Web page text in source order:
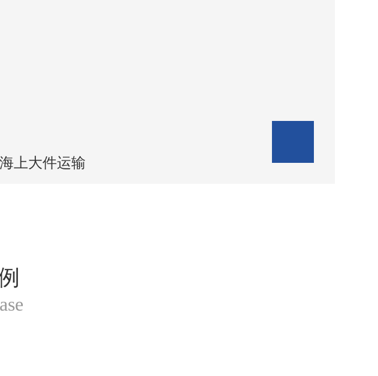
海上大件运输